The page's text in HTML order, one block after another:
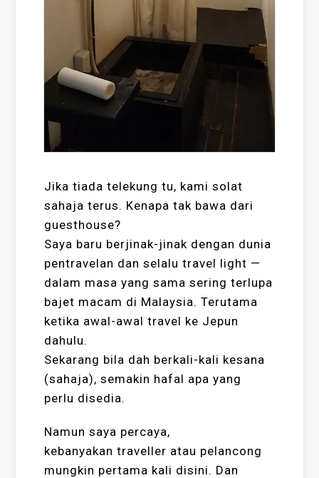
Jika tiada telekung tu, kami solat
sahaja terus. Kenapa tak bawa dari
guesthouse?
Saya baru berjinak-jinak dengan dunia
pentravelan dan selalu travel light —
dalam masa yang sama sering terlupa
bajet macam di Malaysia. Terutama
ketika awal-awal travel ke Jepun
dahulu.
Sekarang bila dah berkali-kali kesana
(sahaja), semakin hafal apa yang
perlu disedia.
Namun saya percaya,
kebanyakan traveller atau pelancong
mungkin pertama kali disini. Dan